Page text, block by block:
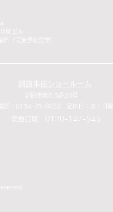
関ビル
（完全予約営業）
釧路本店ショールーム
​釧路市暁町5番23号
電話：0154-25-8833 定休日：水・日曜
​楽器買取 0120-147-545